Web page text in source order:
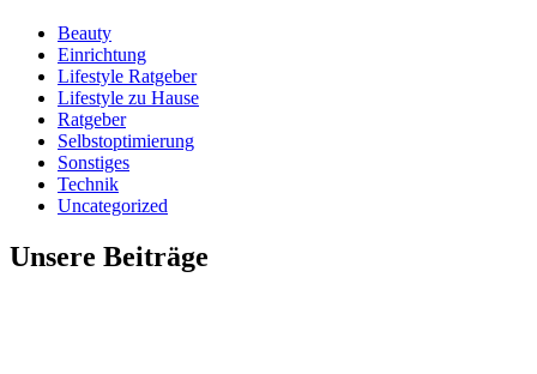
Beauty
Einrichtung
Lifestyle Ratgeber
Lifestyle zu Hause
Ratgeber
Selbstoptimierung
Sonstiges
Technik
Uncategorized
Unsere Beiträge